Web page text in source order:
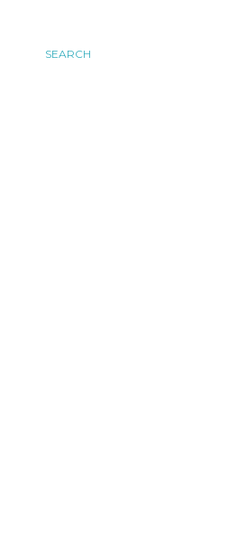
SEARCH